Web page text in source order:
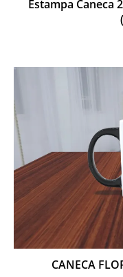
Estampa Caneca
CANECA